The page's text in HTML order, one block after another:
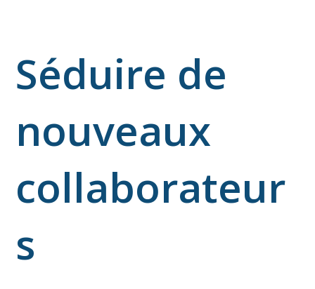
Séduire de
nouveaux
collaborateur
s